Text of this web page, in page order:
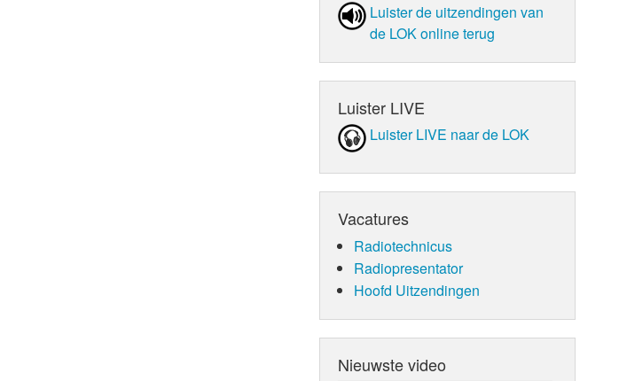
Luister de uit­zen­din­gen van
de LOK online terug
Luister LIVE
Luister LIVE naar de LOK
Vacatures
Radiotechnicus
Radiopresentator
Hoofd Uitzendingen
Nieuwste video